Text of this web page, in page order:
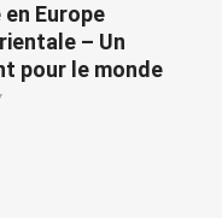
Europe
– Un
pour le monde